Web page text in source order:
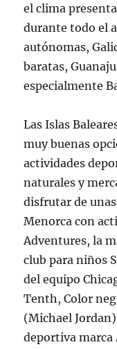
el clima
durante todo el
autónomas,
baratas,
especialmente
Las Islas
muy buenas
actividades
naturales y
disfrutar de
Menorca con
Adventures, la
club para niños
del equipo
Tenth, Color
(Michael
deportiva marca